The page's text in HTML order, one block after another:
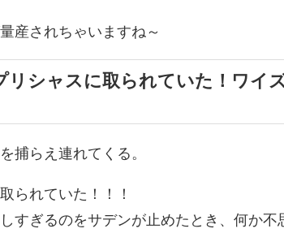
産されちゃいますね～
リシャスに取られていた！ワイ
捕らえ連れてくる。
られていた！！！
すぎるのをサデンが止めたとき、何か